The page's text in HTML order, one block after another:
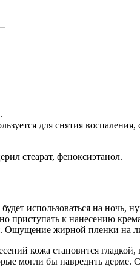
для снятия
стеарат, феноксиэтанол.
использоваться на
приступать к нанесению
Ощущение жирной пленки на
кожа становится
могли бы навредить дерме.